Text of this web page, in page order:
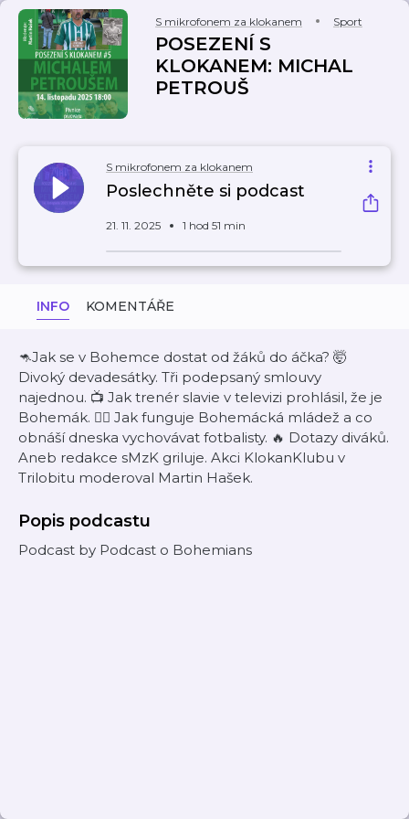
S mikrofonem za klokanem Sport
POSEZENÍ S
KLOKANEM: MICHAL
PETROUŠ
S mikrofonem za klokanem
Poslechněte si podcast
21. 11. 2025 1 hod 51 min
INFO KOMENTÁŘE
🦘Jak se v Bohemce dostat od žáků do áčka? 🤯
Divoký devadesátky. Tři podepsaný smlouvy
najednou. 📺 Jak trenér slavie v televizi prohlásil, že je
Bohemák. 👱‍♂ Jak funguje Bohemácká mládež a co
obnáší dneska vychovávat fotbalisty. 🔥 Dotazy diváků.
Aneb redakce sMzK griluje. Akci KlokanKlubu v
Trilobitu moderoval Martin Hašek.
Popis podcastu
Podcast by Podcast o Bohemians